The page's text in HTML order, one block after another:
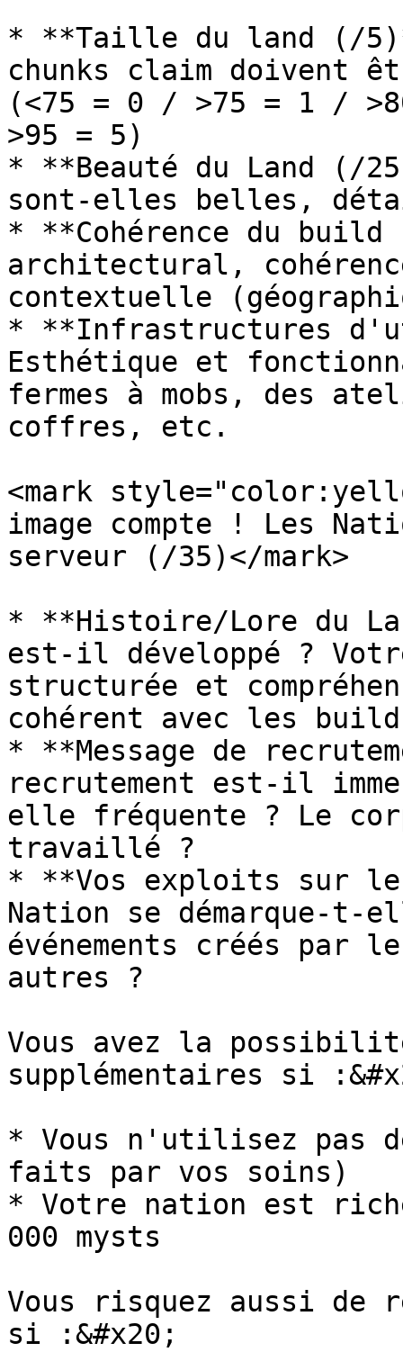
* **Taille du land (/
chunks claim doivent
(<75 = 0 / >75 = 1 /
>95 = 5)
* **Beauté du Land (/
sont-elles belles,
* **Cohérence du
architectural,
contextuelle
* **Infrastructures
Esthétique et
fermes à mobs, des
coffres, etc.
<mark
image compte ! Les
serveur (/35)</mark>
* **Histoire/Lore du
est-il développé ?
structurée et
cohérent avec les
* **Message de
recrutement est-il
elle fréquente ? Le
travaillé ?
* **Vos exploits sur
Nation se démarque-t-
événements créés par
autres ?
Vous avez la
supplémentaires si
* Vous n'utilisez pas de
faits par vos soins)
* Votre nation est
000 mysts
Vous risquez aussi de
si :&#x20;